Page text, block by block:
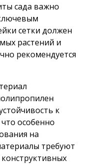
сада важно
сетки должен
растений и
рекомендуется
к
особенно
на
требуют